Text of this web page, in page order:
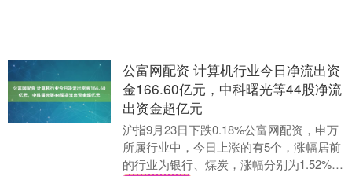
公富网配资 计算机行业今日净流出资
金166.60亿元，中科曙光等44股净流
出资金超亿元
沪指9月23日下跌0.18%公富网配资，申万
所属行业中，今日上涨的有5个，涨幅居前
的行业为银行、煤炭，涨幅分别为1.52%、